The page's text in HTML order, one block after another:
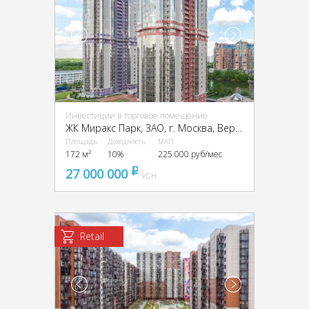
Инвестиции в торговое помещение
ЖК Миракс Парк, ЗАО, г. Москва, Вернадского пр-т, 94, кор. 3
Площадь
172 м²
Доходность
10%
МАП
225 000 руб/мес
27 000 000 pуб
УСН
Retail